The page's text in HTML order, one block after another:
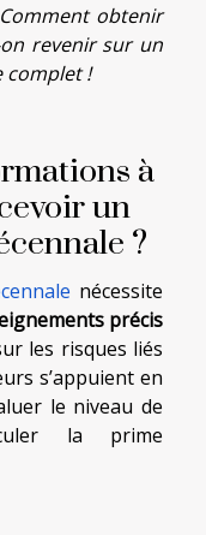
obtenir
revenir sur un
complet !
à
un
?
nécessite
précis
les risques liés
s’appuient en
le niveau de
la prime